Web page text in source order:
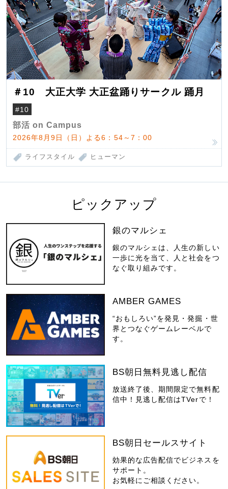
＃10 大正大学 大正盆踊りサークル 踊月
#10
部活 on Campus
2026年8月9日（日）よる6：54～7：00
ライフスタイル ヒューマン
ピックアップ
銀のマルシェ
銀のマルシェは、人生の新しい
一歩に光を当て、人と社会をつ
なぐ取り組みです。
AMBER GAMES
“おもしろい”を発見・発掘・世
界とつなぐゲームレーベルで
す。
BS朝日無料見逃し配信
放送終了後、期間限定で無料配
信中！見逃し配信はTVerで！
BS朝日セールスサイト
効果的な広告配信でビジネスを
サポート。
お気軽にご相談ください。